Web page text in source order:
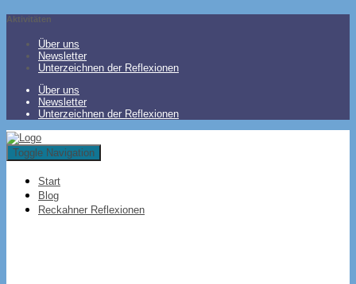
Aktivitäten
Über uns
Newsletter
Unterzeichnen der Reflexionen
Über uns
Newsletter
Unterzeichnen der Reflexionen
Toggle Navigation
Start
Blog
Reckahner Reflexionen